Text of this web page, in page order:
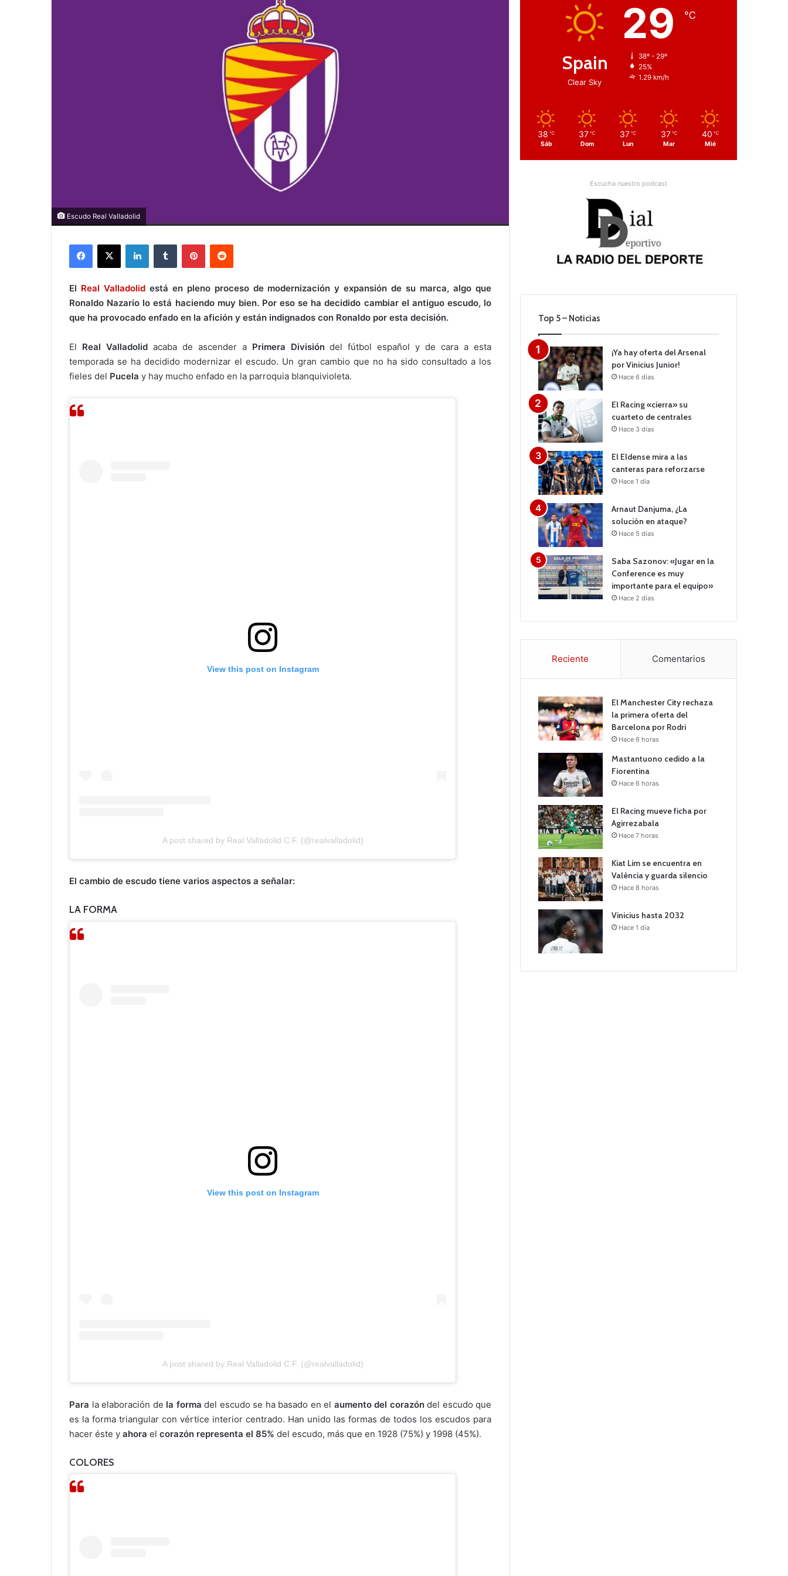
Escudo Real Valladolid
El Real Valladolidestá en pleno proceso de modernización y expansión de su marca, algo que
Ronaldo Nazario lo está haciendo muy bien. Por eso se ha decidido cambiar el antiguo escudo, lo
que ha provocado enfado en la afición y están indignados con Ronaldo por esta decisión.
El Real Valladolidacaba de ascender a Primera Divisióndel fútbol español y de cara a esta
temporada se ha decidido modernizar el escudo. Un gran cambio que no ha sido consultado a los
fieles del Pucela y hay mucho enfado en la parroquia blanquivioleta.
View this post on Instagram
A post shared by Real Valladolid C.F. (@realvalladolid)
El cambio de escudo tiene varios aspectos a señalar:
LA FORMA
View this post on Instagram
A post shared by Real Valladolid C.F. (@realvalladolid)
Para la elaboración de la forma del escudo se ha basado en el aumento del corazóndel escudo que
es la forma triangular con vértice interior centrado. Han unido las formas de todos los escudos para
hacer éste y ahora el corazón representa el 85% del escudo, más que en 1928 (75%) y 1998 (45%).
COLORES
Spain
Clear Sky
29 ℃
38º - 29º
25%
1.29 km/h
38 ℃
Sáb
37 ℃
Dom
37 ℃
Lun
37 ℃
Mar
40 ℃
Mié
Escucha nuestro podcast
Top 5 – Noticias
¡Ya hay oferta del Arsenal
por Vinicius Junior!
Hace 6 días
El Racing «cierra» su
cuarteto de centrales
Hace 3 días
El Eldense mira a las
canteras para reforzarse
Hace 1 día
Arnaut Danjuma, ¿La
solución en ataque?
Hace 5 días
Saba Sazonov: «Jugar en la
Conference es muy
importante para el equipo»
Hace 2 días
Reciente Comentarios
El Manchester City rechaza
la primera oferta del
Barcelona por Rodri
Hace 6 horas
Mastantuono cedido a la
Fiorentina
Hace 6 horas
El Racing mueve ficha por
Agirrezabala
Hace 7 horas
Kiat Lim se encuentra en
València y guarda silencio
Hace 8 horas
Vinicius hasta 2032
Hace 1 día